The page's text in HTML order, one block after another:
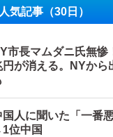
南省「三峡放流情
人気記事（30日）
市長マムダニ氏無
円が消える。NYから
国人に聞いた「一番
位中国